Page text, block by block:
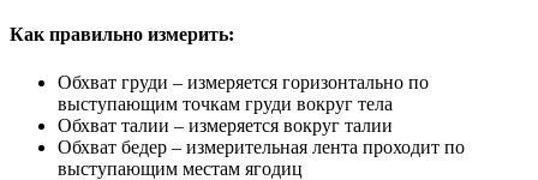
Как правильно измерить:
Обхват груди – измеряется горизонтально по
выступающим точкам груди вокруг тела
Обхват талии – измеряется вокруг талии
Обхват бедер – измерительная лента проходит по
выступающим местам ягодиц